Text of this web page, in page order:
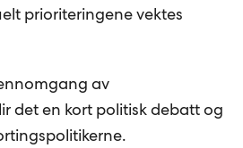
prioriteringene vektes
av
det en kort politisk debatt og